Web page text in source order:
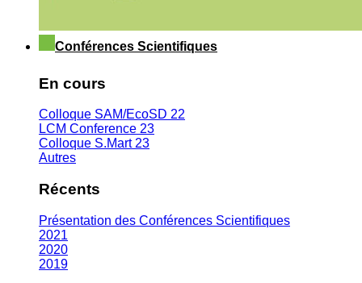
Conférences Scientifiques
En cours
Colloque SAM/EcoSD 22
LCM Conference 23
Colloque S.Mart 23
Autres
Récents
Présentation des Conférences Scientifiques
2021
2020
2019